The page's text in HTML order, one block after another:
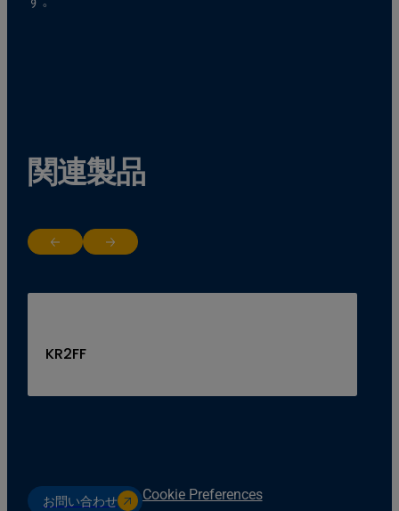
関連製品
Return to previous slide
Jump to next slide
KR2FF
お問い合わせ Cookie Preferences